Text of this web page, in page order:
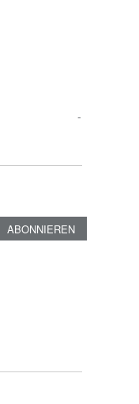
-
ABONNIEREN